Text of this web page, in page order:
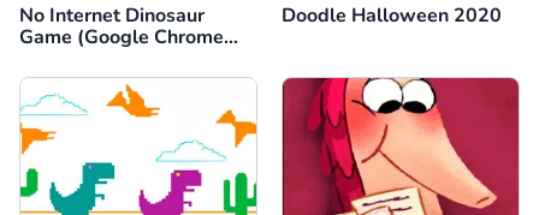
No Internet Dinosaur
Game (Google Chrome
Doodle Halloween 2020